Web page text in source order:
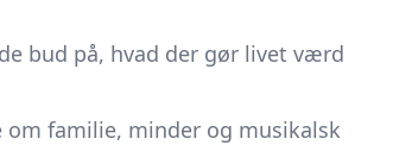
bud på, hvad der gør livet værd
om familie, minder og musikalsk